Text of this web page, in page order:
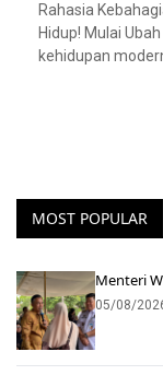
Rahasia
Hidup! Mulai
kehidupan
MOST POPULAR
Menteri
05/08/